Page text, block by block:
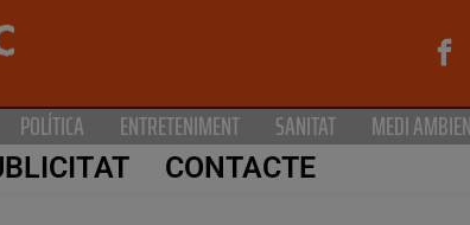
POLÍTICA ENTRETENIMENT SANITAT MEDI
CONTACTE